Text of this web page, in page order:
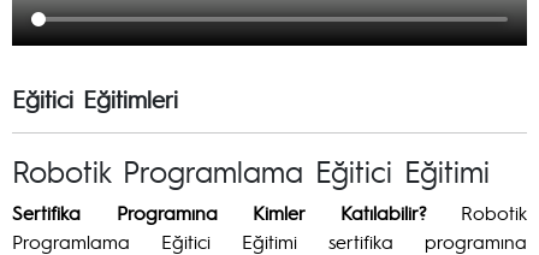
Eğitici Eğitimleri
Robotik Programlama Eğitici Eğitimi
Sertifika Programına Kimler Katılabilir?Robotik
Programlama Eğitici Eğitimi sertifika programına